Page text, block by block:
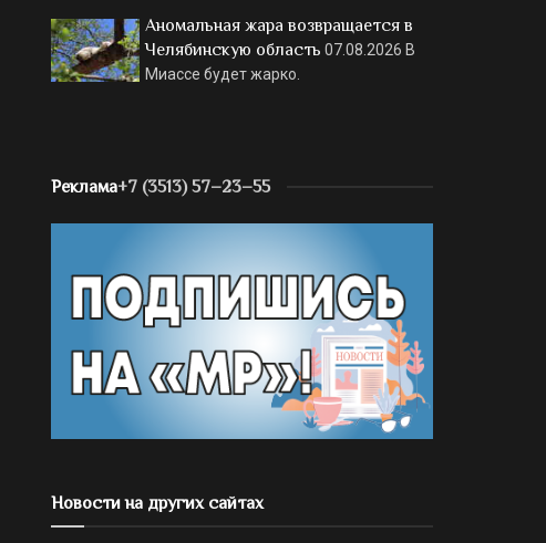
Аномальная жара возвращается в
Челябинскую область 07.08.2026 В
Миассе будет жарко.
Реклама+7 (3513) 57–23–55
Новости на других сайтах